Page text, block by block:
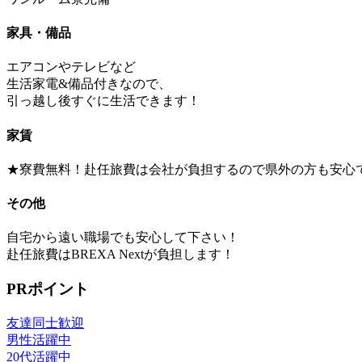
家具・備品
エアコンやテレビなど
生活家電&備品付きなので、
引っ越し後すぐに生活できます！
家賃
★寮費無料！赴任旅費は会社が負担するので県外の方も安
その他
自宅から遠い職場でも安心して下さい！
赴任旅費はBREXA Nextが負担します！
PRポイント
友達同士歓迎
男性活躍中
20代活躍中